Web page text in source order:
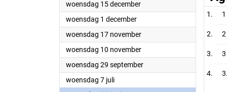
woensdag 15 december2021
woensdag 1 december2021
woensdag 17 november2021
woensdag 10 november2021
woensdag 29 september2021
woensdag 7 juli2021
1
2
3